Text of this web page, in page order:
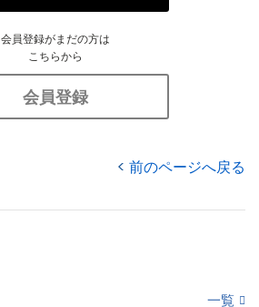
会員登録がまだの方は
こちらから
会員登録
前のページへ戻る
一覧